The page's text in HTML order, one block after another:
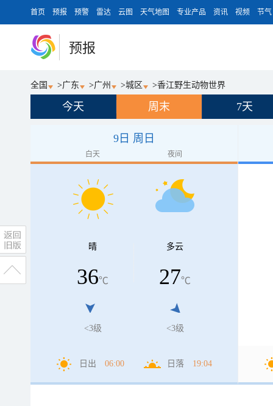
首页 预报 预警 雷达 云图 天气地图 专业产品 资讯 视频 节气
预报
全国 >广东 >广州 >城区 >香江野生动物世界
今天 周末 7天
9日 周日
白天 夜间
晴
36℃
<3级
多云
27℃
<3级
日出 06:00 日落 19:04